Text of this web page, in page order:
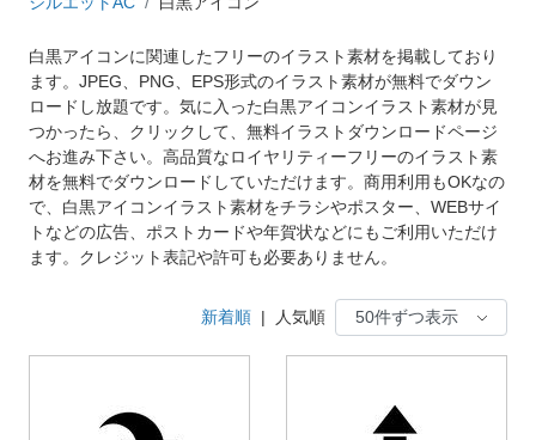
白黒アイコンに関連したフリーのイラスト素材を掲載しており
ます。JPEG、PNG、EPS形式のイラスト素材が無料でダウン
ロードし放題です。気に入った白黒アイコンイラスト素材が見
つかったら、クリックして、無料イラストダウンロードページ
へお進み下さい。高品質なロイヤリティーフリーのイラスト素
材を無料でダウンロードしていただけます。商用利用もOKなの
で、白黒アイコンイラスト素材をチラシやポスター、WEBサイ
トなどの広告、ポストカードや年賀状などにもご利用いただけ
ます。クレジット表記や許可も必要ありません。
新着順 | 人気順